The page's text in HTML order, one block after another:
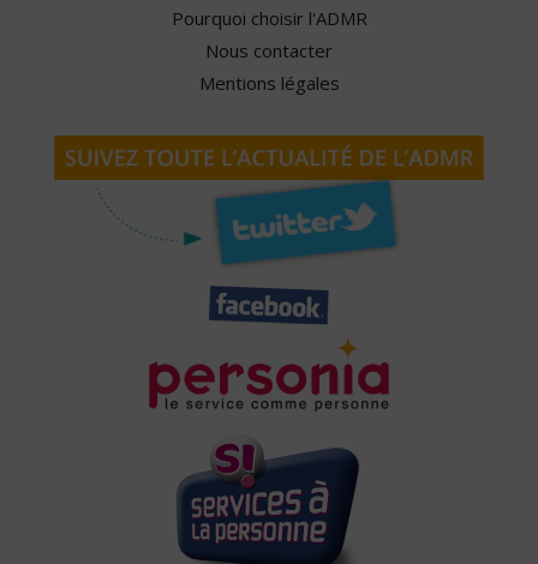
Pourquoi choisir l'ADMR
Nous contacter
Mentions légales